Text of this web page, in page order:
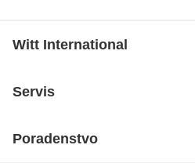
Witt International
Servis
Poradenstvo